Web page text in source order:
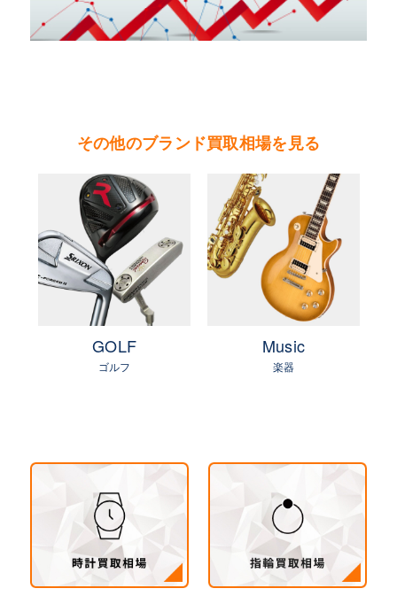
モデルを発表。クロノグラフ機能を追加した『ロ
イヤルオーク・クロノグラフ』やクロノグラフ機
やまご質店 オーデマ・ピゲの買取可能エリア
茨城県 県央地区（水戸市・ひたちなか市・茨城
町・小美玉市・笠間市・東海村・大洗町・城里
町）
茨城県 県北地区（北茨城市・高萩市・常陸太田
市・大子町・日立市・常陸大宮市）
茨城県 鹿行地区（鉾田市・行方市・鹿嶋市・石
岡市・潮来市・神栖市）
みらい市・守谷市）
茨城県 県西地区（桜川市・筑西市・下妻市・常
総市・坂東市・結城市・古川市・境町・五霞町）
その他のブランド買取相場を見る
GOLF
ゴルフ
Music
楽器